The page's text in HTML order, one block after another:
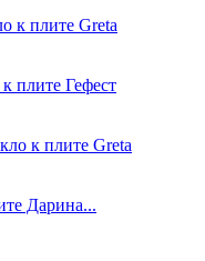
к плите Greta
плите Гефест
к плите Greta
Дарина...